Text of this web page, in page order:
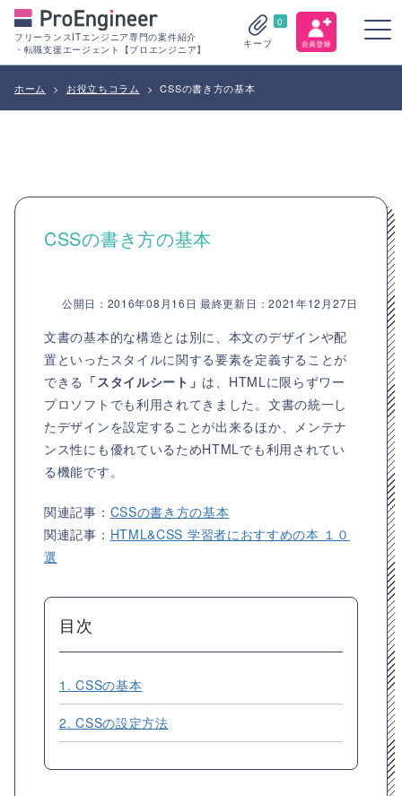
フリーランスITエンジニア専門の案件紹介
・転職支援エージェント【プロエンジニア】
0
キープ
ホーム > お役立ちコラム > CSSの書き方の基本
CSSの書き方の基本
公開日：2016年08月16日 最終更新日：2021年12月27日
文書の基本的な構造とは別に、本文のデザインや配
置といったスタイルに関する要素を定義することが
できる 「スタイルシート」 は、HTMLに限らずワー
プロソフトでも利用されてきました。文書の統一し
たデザインを設定することが出来るほか、メンテナ
ンス性にも優れているためHTMLでも利用されてい
る機能です。
関連記事： CSSの書き方の基本
関連記事： HTML&CSS 学習者におすすめの本 １０
選
目次
1. CSSの基本
2. CSSの設定方法